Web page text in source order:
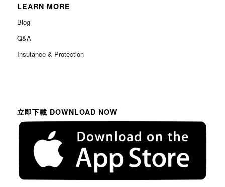
LEARN MORE
Blog
Q&A
Insutance & Protection
立即下載 DOWNLOAD NOW